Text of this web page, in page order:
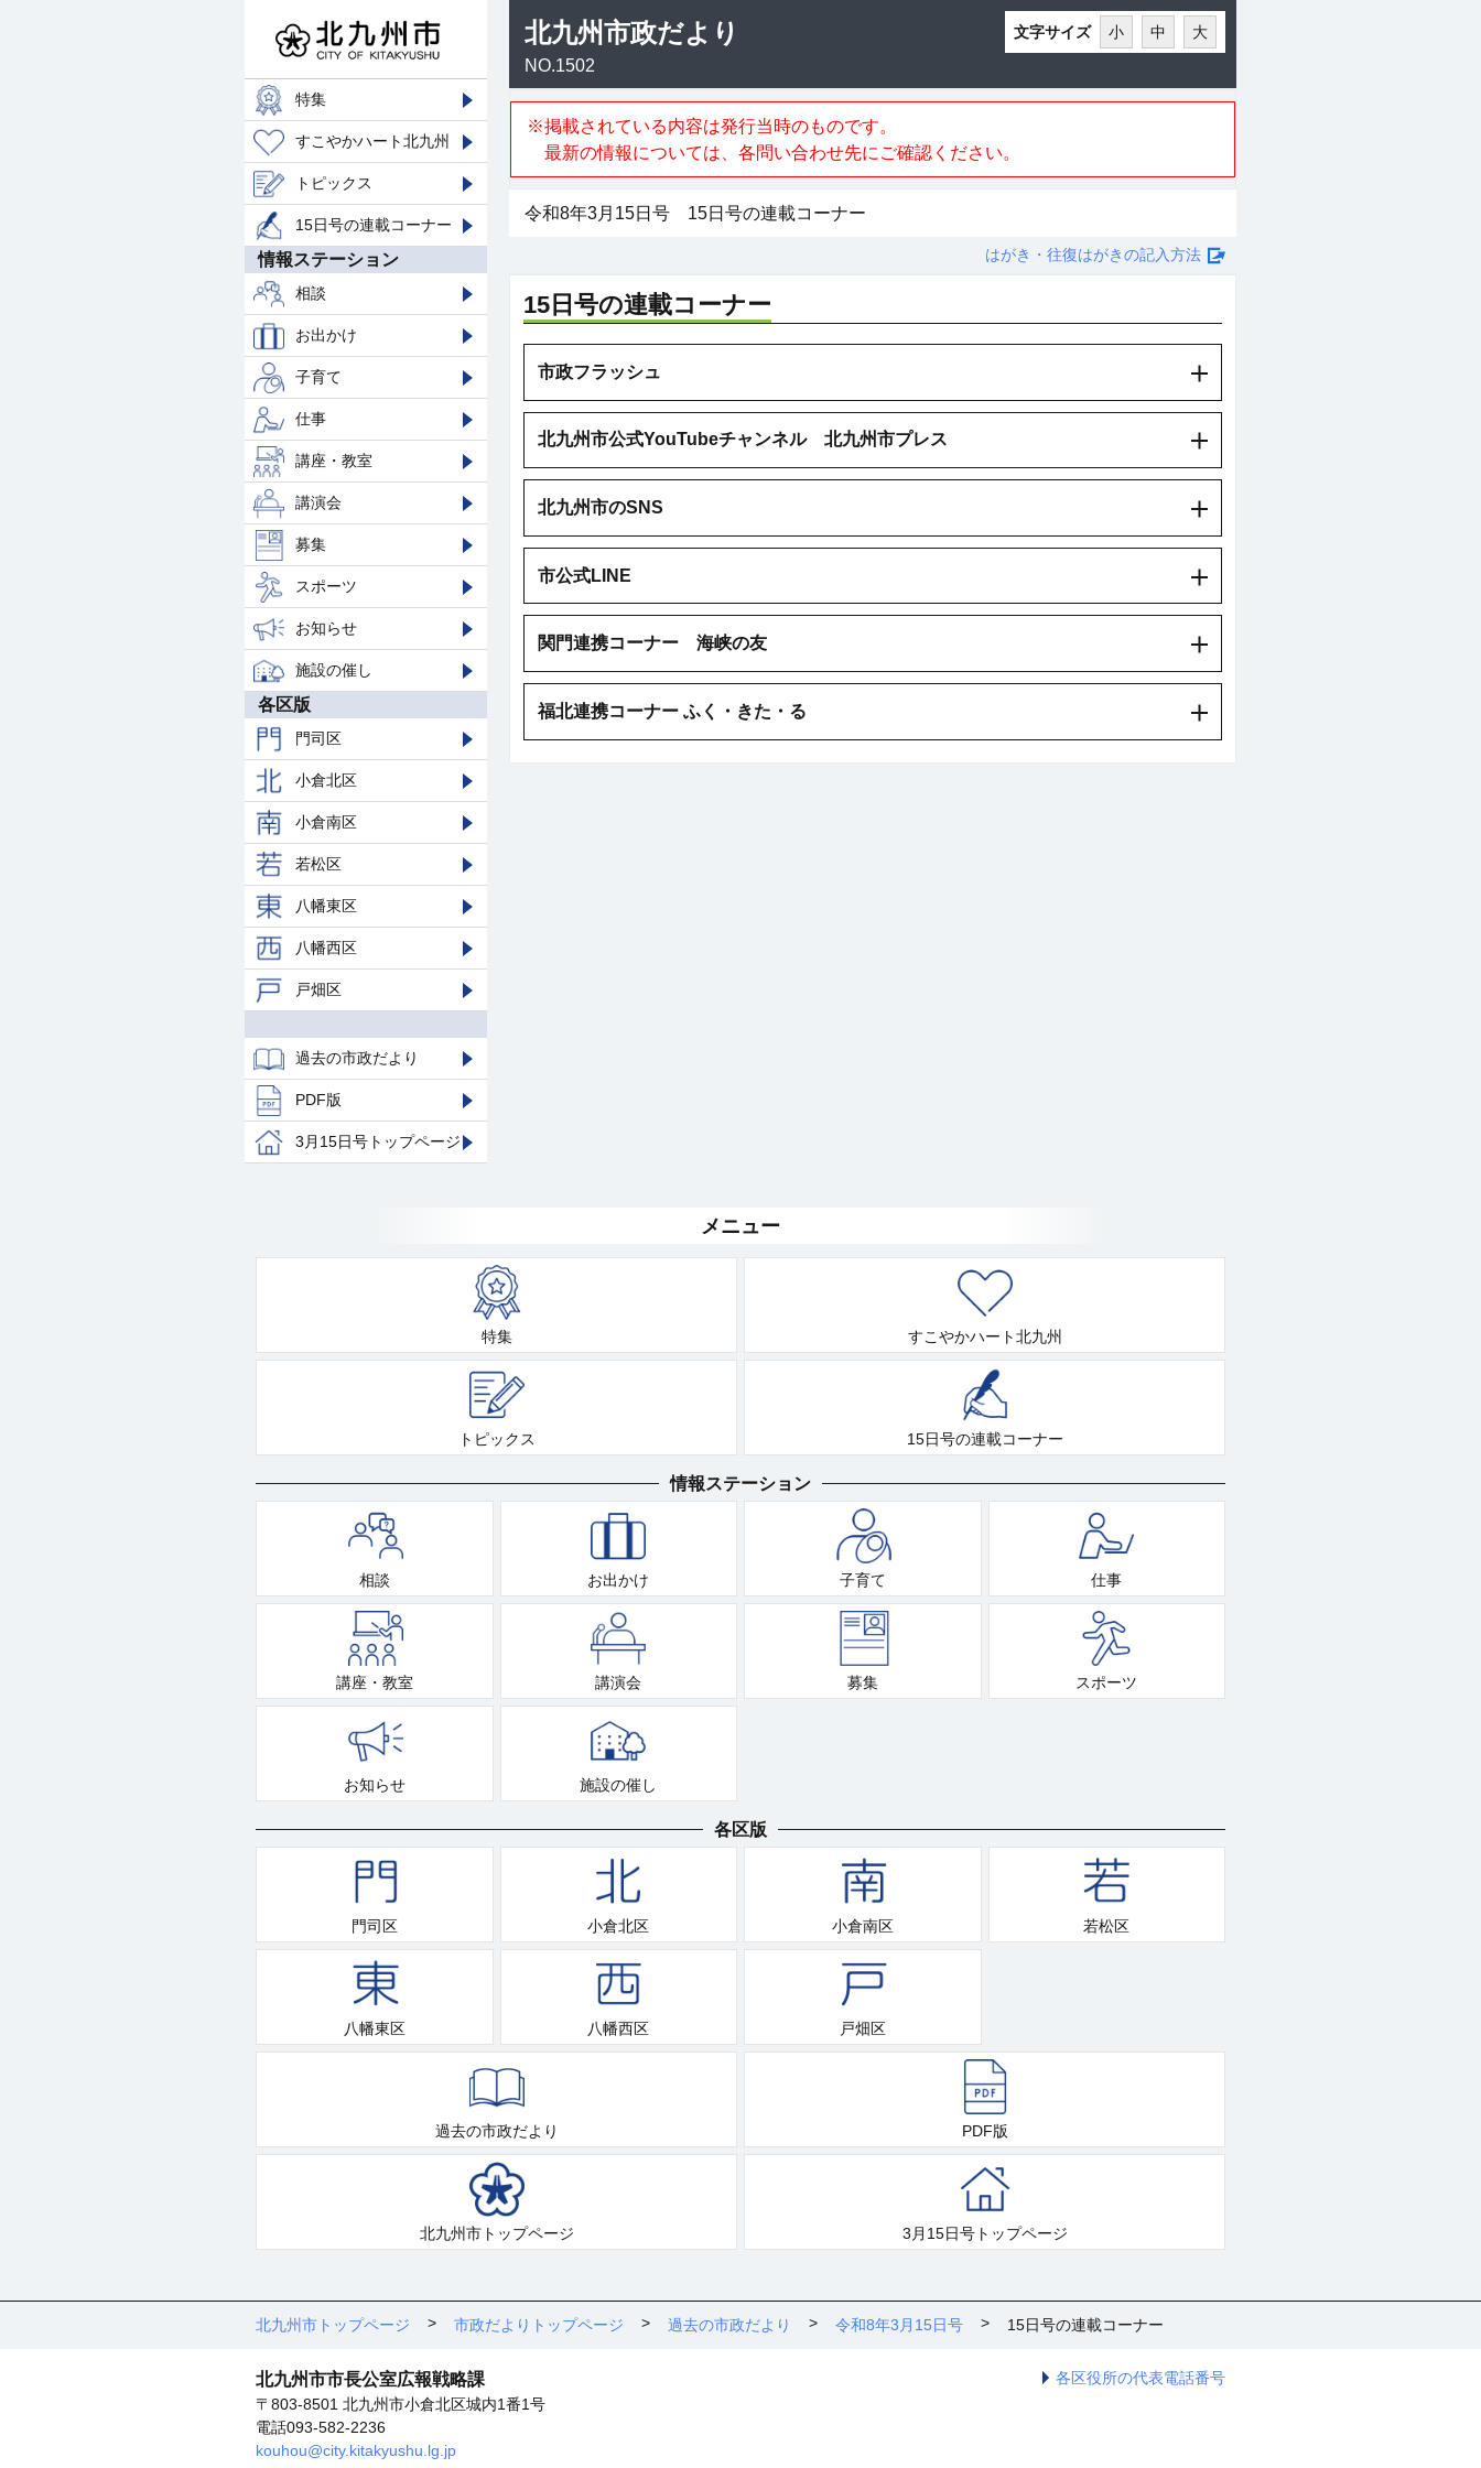
特集
すこやかハート北九州
トピックス
15日号の連載コーナー
情報ステーション
相談
お出かけ
子育て
仕事
講座・教室
講演会
募集
スポーツ
お知らせ
施設の催し
各区版
門司区
小倉北区
小倉南区
若松区
八幡東区
八幡西区
戸畑区
過去の市政だより
PDF版
3月15日号トップページ
北九州市政だより
NO.1502
文字サイズ 小 中 大
※掲載されている内容は発行当時のものです。
最新の情報については、各問い合わせ先にご確認ください。
令和8年3月15日号 15日号の連載コーナー
はがき・往復はがきの記入方法
15日号の連載コーナー
市政フラッシュ
北九州市公式YouTubeチャンネル 北九州市プレス
北九州市のSNS
市公式LINE
関門連携コーナー 海峡の友
福北連携コーナー ふく・きた・る
メニュー
特集 すこやかハート北九州
トピックス 15日号の連載コーナー
情報ステーション
相談 お出かけ 子育て 仕事
講座・教室 講演会 募集 スポーツ
お知らせ 施設の催し
各区版
門司区 小倉北区 小倉南区 若松区
八幡東区 八幡西区 戸畑区
過去の市政だより PDF版
北九州市トップページ 3月15日号トップページ
北九州市トップページ 市政だよりトップページ 過去の市政だより 令和8年3月15日号 15日号の連載コーナー
各区役所の代表電話番号
北九州市市長公室広報戦略課
〒803-8501 北九州市小倉北区城内1番1号
電話093-582-2236
kouhou@city.kitakyushu.lg.jp